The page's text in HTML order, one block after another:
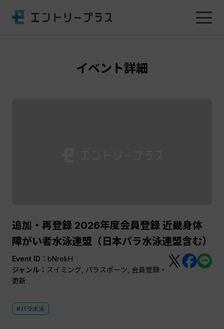
イベント詳細
追加・再登録 2026年度会員登録 近畿身体
障がい者水泳連盟（日本パラ水泳連盟含む）
Event ID： bNrekH
ジャンル： スイミング, パラスポーツ, 会員登録・
更新
#パラ水泳